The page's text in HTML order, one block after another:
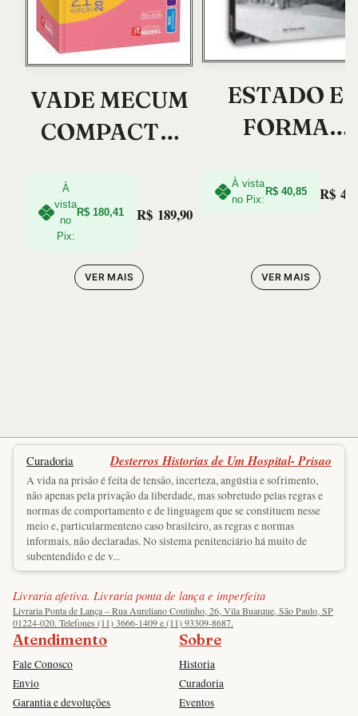
VADE MECUM
COMPACTO
RIDEEL 2023
À
vista
no
Pix:
R$ 180,41 R$ 189,90
VER MAIS
ESTADO E
FORMA
À vista
no Pix:
R$ 40,85 R$
VER MAIS
Curadoria Desterros Historias de Um Hospital- Prisao
A vida na prisão é feita de tensão, incerteza, angústia e sofrimento,
não apenas pela privação da liberdade, mas sobretudo pelas regras e
normas de comportamento e de linguagem que se constituem nesse
meio e, particularmenteno caso brasileiro, as regras e normas
informais, não declaradas. No sistema penitenciário há muito de
subentendido e de v...
Livraria afetiva. Livraria ponta de lança e imperfeita
Livraria Ponta de Lança – Rua Aureliano Coutinho, 26, Vila Buarque, São Paulo, SP
01224-020. Telefones (11) 3666-1409 e (11) 93309-8687.
Atendimento
Fale Conosco
Envio
Garantia e devoluções
Sobre
Historia
Curadoria
Eventos